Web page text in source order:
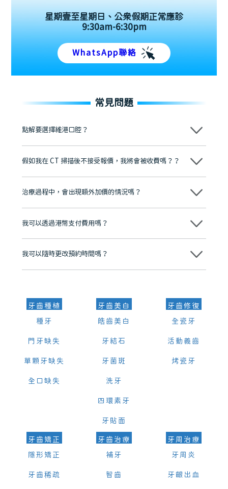
星期壹至星期日、公眾假期正常應診
9:30am-6:30pm
WhatsApp聯絡
常見問題
點解要選擇維港口腔？
維港口腔踐行「醫道濟世」的大學校訓，各分院匯聚來自香港、內地的
牌」、「2025香港企業領袖品牌」，是諾貝爾種植系統全球放心植牙中
至今已服務超過三十個國家和地區的顧客，受到粵港澳大灣區及周邊城
市市民極高的口碑評價及信任推薦 珠海、深圳設有八大分院，香港亦設
有咨詢及服務保障中心，有任何問題都可以隨時預約免費咨詢，讓人十
假如我在 CT 掃描後不接受報價，我將會被收費嗎？？
不會！只要未開始實際服務之前，你不會被收取任何費用。
治療過程中，會出現額外加價的情況嗎？
不會，治療前我們會詳細說明治療方案及對應的價錢，顧客同意並簽字
我可以透過港幣支付費用嗎？
可以。維港口腔會按照當日匯率轉算收取費用，而匯率會及時告知客人
我可以隨時更改預約時間嗎？
可以，請盡早通過wechat或whatsapp聯絡我們，告知我們你原本預約
牙齒種植
種牙
門牙缺失
單顆牙缺失
全口缺失
牙齒美白
皓齒美白
牙結石
牙菌斑
洗牙
四環素牙
牙貼面
牙齒修復
全瓷牙
活動義齒
烤瓷牙
牙齒矯正
隱形矯正
牙齒稀疏
牙齒治療
補牙
智齒
牙周治療
牙周炎
牙齦出血